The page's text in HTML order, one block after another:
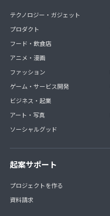
テクノロジー・ガジェット
プロダクト
フード・飲食店
アニメ・漫画
ファッション
ゲーム・サービス開発
ビジネス・起業
アート・写真
ソーシャルグッド
起案サポート
プロジェクトを作る
資料請求